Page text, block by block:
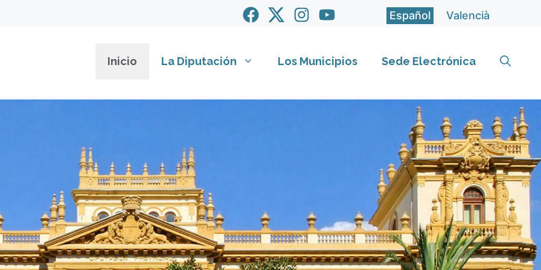
Español Valencià
Inicio La Diputación Los Municipios Sede Electrónica